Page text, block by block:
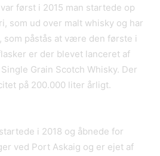
først i 2015 man startede op
som ud over malt whisky og har
som påstås at være den første i
er der blevet lanceret af
Grain Scotch Whisky. Der
på 200.000 liter årligt.
i 2018 og åbnede for
ved Port Askaig og er ejet af